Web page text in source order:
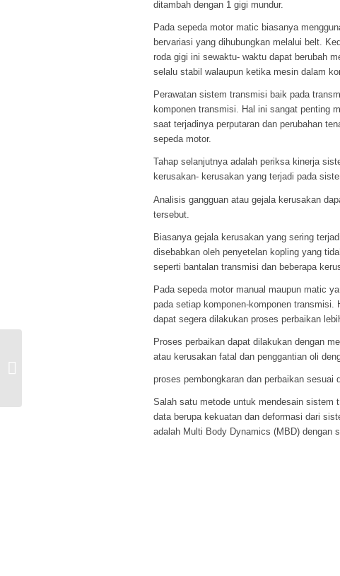
ditambah dengan 1 gigi mundur.
Pada sepeda motor matic biasanya
bervariasi yang dihubungkan melalui belt.
roda gigi ini sewaktu- waktu dapat berubah
selalu stabil walaupun ketika mesin dalam
Perawatan sistem transmisi baik pada
komponen transmisi. Hal ini sangat penting
saat terjadinya perputaran dan perubahan
sepeda motor.
Tahap selanjutnya adalah periksa kinerja
kerusakan- kerusakan yang terjadi pada
Analisis gangguan atau gejala kerusakan
tersebut.
Biasanya gejala kerusakan yang sering
disebabkan oleh penyetelan kopling yang
seperti bantalan transmisi dan beberapa
Pada sepeda motor manual maupun matic
pada setiap komponen-komponen
dapat segera dilakukan proses perbaikan
Proses perbaikan dapat dilakukan dengan
atau kerusakan fatal dan penggantian oli
proses pembongkaran dan perbaikan sesuai
Salah satu metode untuk mendesain sistem
data berupa kekuatan dan deformasi dari
adalah Multi Body Dynamics (MBD) dengan
Bejana Tekan (Pressure Vessels)